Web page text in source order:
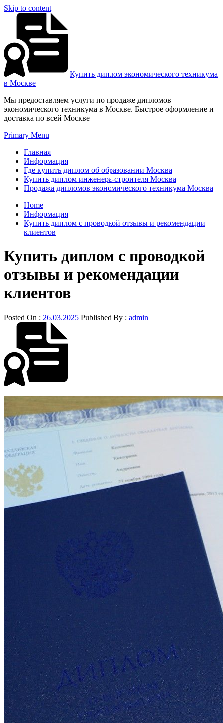
Skip to content
Купить диплом экономического техникума
в Москве
Мы предоставляем услуги по продаже дипломов
экономического техникума в Москве. Быстрое оформление и
доставка по всей Москве
Primary Menu
Главная
Информация
Где купить диплом об образовании Москва
Купить диплом инженера-строителя Москва
Продажа дипломов экономического техникума Москва
Home
Информация
Купить диплом с проводкой отзывы и рекомендации
клиентов
Купить диплом с проводкой
отзывы и рекомендации
клиентов
Posted On : 26.03.2025 Published By : admin